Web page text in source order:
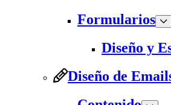
Formularios
Diseño y
Diseño de